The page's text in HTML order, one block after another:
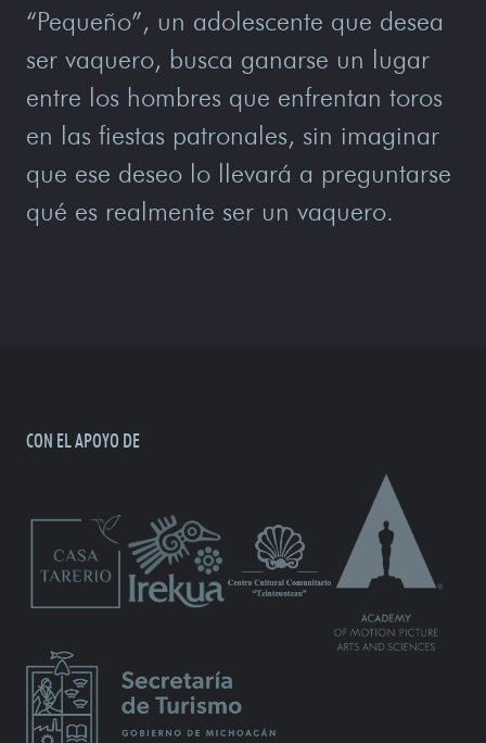
“Pequeño”, un adolescente que desea
ser vaquero, busca ganarse un lugar
entre los hombres que enfrentan toros
en las fiestas patronales, sin imaginar
que ese deseo lo llevará a preguntarse
qué es realmente ser un vaquero.
CON EL APOYO DE